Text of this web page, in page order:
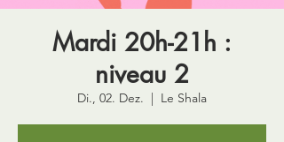
Mardi 20h-21h :
niveau 2
Di., 02. Dez.
  |
Le Shala